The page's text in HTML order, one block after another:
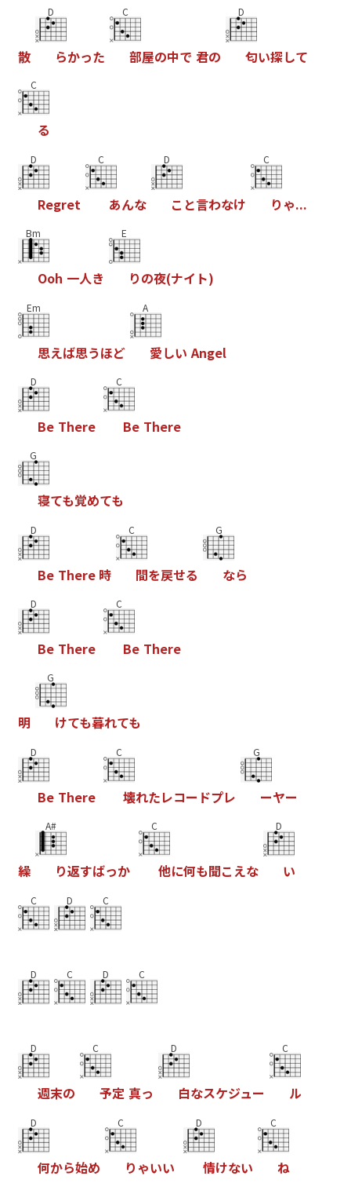
散
D
らかった
C
部屋の中で 君の
D
匂い探して
C
る
D
Regret
C
あんな
D
こ と言わなけ
C
り ゃ...
Bm
Ooh 一人き
E
りの夜(ナイ ト)
Em
思えば思うほど
A
愛しい Angel
D
Be There
C
Be There
G
寝ても覚めても
D
Be There 時
C
間を戻せる
G
なら
D
Be There
C
Be There
明
G
けても暮れても
D
Be There
C
壊れたレコー ドプレ
G
ーヤー
繰
A#
り返すばっか
C
他に何も聞こえな
D
い
C D C
D C D C
D
週末の
C
予定 真っ
D
白なスケジュー
C
ル
D
何から始め
C
り ゃいい
D
情けない
C
ね